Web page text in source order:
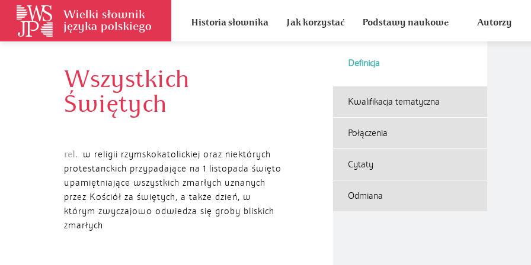
Historia słownika Jak korzystać Podstawy naukowe Autorzy
Wszystkich
Świętych
Definicja
rel.
w religii rzymskokatolickiej oraz niektórych
protestanckich przypadające na 1 listopada święto
upamiętniające wszystkich zmarłych uznanych
przez Kościół za świętych, a także dzień, w
którym zwyczajowo odwiedza się groby bliskich
zmarłych
Kwalifikacja tematyczna
Połączenia
Cytaty
Odmiana